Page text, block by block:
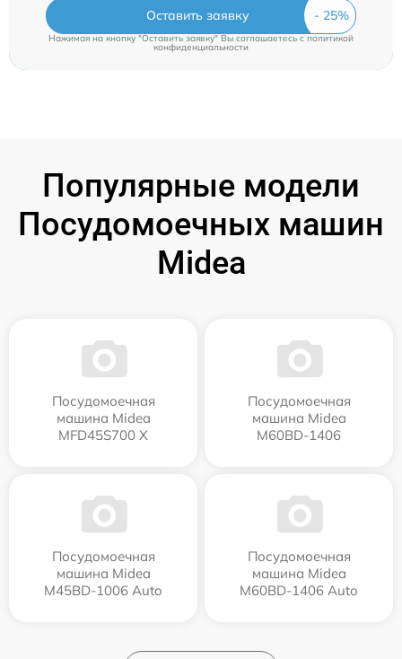
Оставить заявку
Нажимая на кнопку "Оставить заявку" Вы соглашаетесь cполитикой
конфиденциальности
Популярные модели
Посудомоечных машин
Midea
Посудомоечная
машина Midea
MFD45S700 X
Посудомоечная
машина Midea
M60BD-1406
Посудомоечная
машина Midea
M45BD-1006 Auto
Посудомоечная
машина Midea
M60BD-1406 Auto